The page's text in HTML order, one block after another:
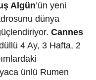
Algün’ün yeni
dünya
Cannes
4 Ay, 3 Hafta, 2
ünlü Rumen